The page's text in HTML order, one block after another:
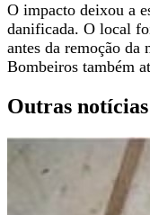
O impacto deixou a
danificada. O local
antes da remoção
Bombeiros também
Outras notícias